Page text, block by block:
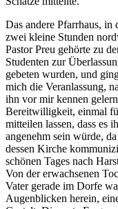
Das andere Pfarrhaus, in
zwei kleine Stunden
Pastor Preu gehörte zu
Studenten zur
gebeten wurden, und
mich die Veranlassung,
ihn vor mir kennen
Bereitwilligkeit, einmal
mitteilen lassen, dass es
angenehm sein würde,
dessen Kirche
schönen Tages nach
Von der erwachsenen
Vater gerade im Dorfe
Augenblicken herein,